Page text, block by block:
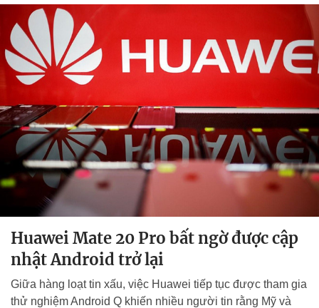
Huawei Mate 20 Pro bất ngờ được cập
nhật Android trở lại
Giữa hàng loạt tin xấu, việc Huawei tiếp tục được tham gia
thử nghiệm Android Q khiến nhiều người tin rằng Mỹ và